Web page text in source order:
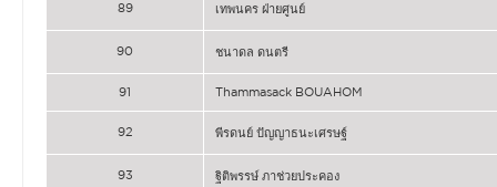
89 เทพนคร ฝ่ายศูนย์
90 ชนาดล ดนตรี
91 Thammasack BOUAHOM
92 พีรดนย์ ปัญญาธนะเศรษฐ์
93 ฐิติพรรษ์ ภาช่วยประคอง